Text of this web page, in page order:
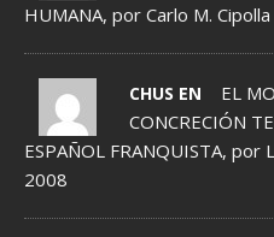
HUMANA, por Carlo M. Cipolla
CHUS EN
EL
CONCRECIÓN
ESPAÑOL FRANQUISTA,
2008